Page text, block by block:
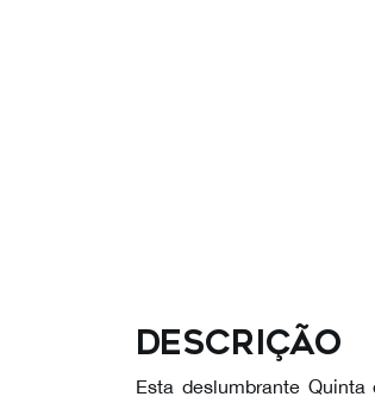
Descrição
Esta deslumbrante